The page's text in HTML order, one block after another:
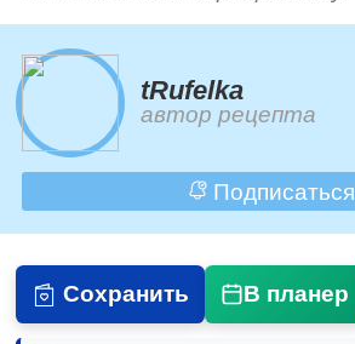
tRufelka
автор рецепта
Подписаться
Сохранить В планер